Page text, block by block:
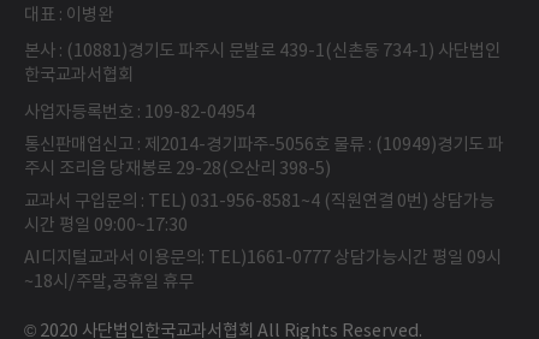
대표 : 이병완
본사 : (10881)경기도 파주시 문발로 439-1(신촌동 734-1) 사단법인
한국교과서협회
사업자등록번호 : 109-82-04954
통신판매업신고 : 제2014-경기파주-5056호 물류 : (10949)경기도 파
주시 조리읍 당재봉로 29-28(오산리 398-5)
교과서 구입문의 : TEL) 031-956-8581~4 (직원연결 0번) 상담가능
시간 평일 09:00~17:30
AI디지털교과서 이용문의: TEL)1661-0777 상담가능시간 평일 09시
~18시/주말,공휴일 휴무
© 2020 사단법인한국교과서협회 All Rights Reserved.